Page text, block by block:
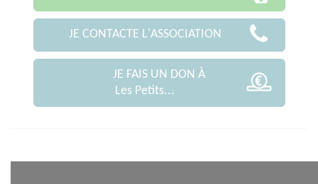
JE CONTACTE L'ASSOCIATION
JE FAIS UN DON À
Les Petits...